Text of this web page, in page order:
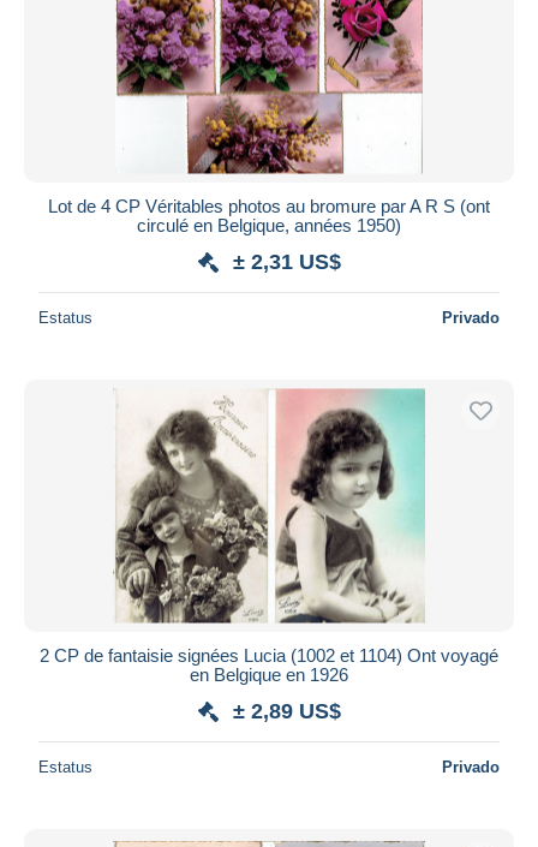
Lot de 4 CP Véritables photos au bromure par A R S (ont
circulé en Belgique, années 1950)
± 2,31 US$
Estatus Privado
2 CP de fantaisie signées Lucia (1002 et 1104) Ont voyagé
en Belgique en 1926
± 2,89 US$
Estatus Privado